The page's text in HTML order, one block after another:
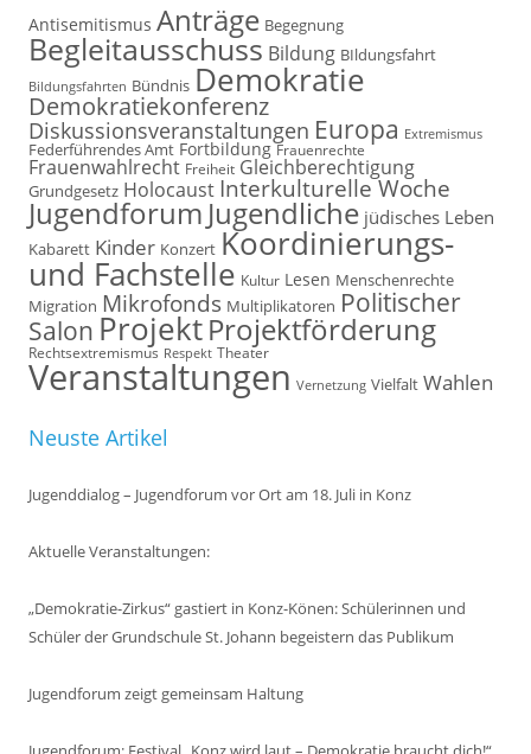
Antisemitismus Anträge Begegnung
Begleitausschuss Bildung BIldungsfahrt
Bildungsfahrten Bündnis Demokratie
Demokratiekonferenz
Diskussionsveranstaltungen Europa Extremismus
Federführendes Amt Fortbildung Frauenrechte
Frauenwahlrecht Freiheit Gleichberechtigung
Grundgesetz Holocaust Interkulturelle Woche
Jugendforum Jugendliche jüdisches Leben
Kabarett Kinder Konzert Koordinierungs-
und Fachstelle Kultur Lesen Menschenrechte
Migration Mikrofonds Multiplikatoren Politischer
Salon ProjektProjektförderung
Rechtsextremismus Respekt Theater
Veranstaltungen Vernetzung Vielfalt Wahlen
Neuste Artikel
Jugenddialog – Jugendforum vor Ort am 18. Juli in Konz
Aktuelle Veranstaltungen:
„Demokratie-Zirkus“ gastiert in Konz-Könen: Schülerinnen und
Schüler der Grundschule St. Johann begeistern das Publikum
Jugendforum zeigt gemeinsam Haltung